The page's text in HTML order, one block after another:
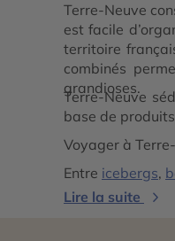
Terre-Neuve
est facile
territoire
combinés
grandioses.
Terre-Neuve
base de
Voyager à
Entre icebergs,
Lire la suite